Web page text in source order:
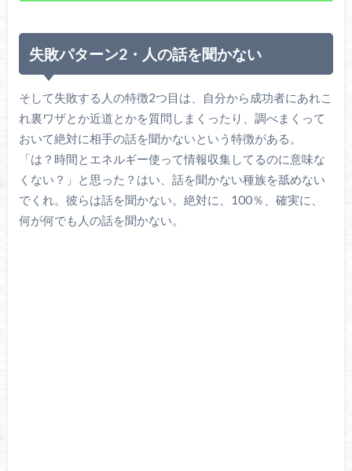
失敗パターン2・人の話を聞かない
そして失敗する人の特徴2つ目は、自分から成功者にあれこ
れ裏ワザとか近道とかを質問しまくったり、調べまくって
おいて絶対に相手の話を聞かないという特徴がある。
「は？時間とエネルギー使って情報収集してるのに意味な
くない？」と思った？はい、話を聞かない種族を舐めない
でくれ。彼らは話を聞かない。絶対に、100％、確実に、
何が何でも人の話を聞かない。